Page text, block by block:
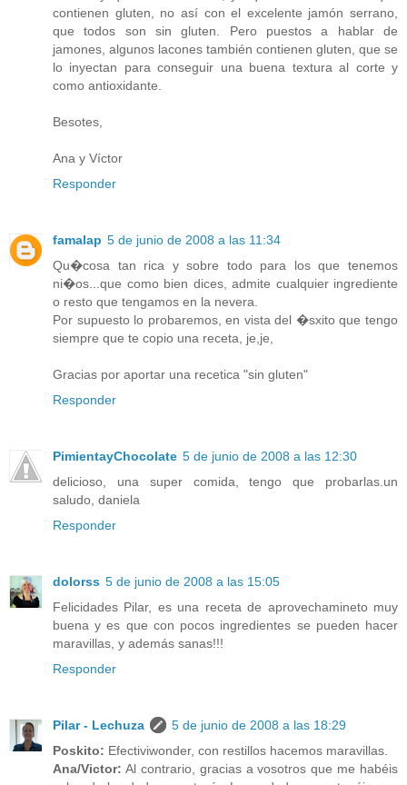
contienen gluten, no así con el excelente jamón serrano,
que todos son sin gluten. Pero puestos a hablar de
jamones, algunos lacones también contienen gluten, que se
lo inyectan para conseguir una buena textura al corte y
como antioxidante.
Besotes,
Ana y Víctor
Responder
famalap 5 de junio de 2008 a las 11:34
Qu�cosa tan rica y sobre todo para los que tenemos
ni�os...que como bien dices, admite cualquier ingrediente
o resto que tengamos en la nevera.
Por supuesto lo probaremos, en vista del �sxito que tengo
siempre que te copio una receta, je,je,
Gracias por aportar una recetica "sin gluten"
Responder
PimientayChocolate 5 de junio de 2008 a las 12:30
delicioso, una super comida, tengo que probarlas.un
saludo, daniela
Responder
dolorss 5 de junio de 2008 a las 15:05
Felicidades Pilar, es una receta de aprovechamineto muy
buena y es que con pocos ingredientes se pueden hacer
maravillas, y además sanas!!!
Responder
Pilar - Lechuza
5 de junio de 2008 a las 18:29
Poskito: Efectiviwonder, con restillos hacemos maravillas.
Ana/Victor: Al contrario, gracias a vosotros que me habéis